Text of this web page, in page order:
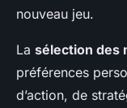
nouveau jeu.
La sélection des
préférences
d’action, de